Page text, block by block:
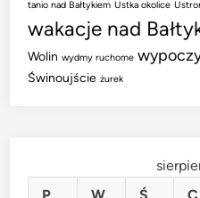
tanio nad Bałtykiem Ustka okolice
wakacje nad
Wolin wydmy ruchome
Świnoujście żurek